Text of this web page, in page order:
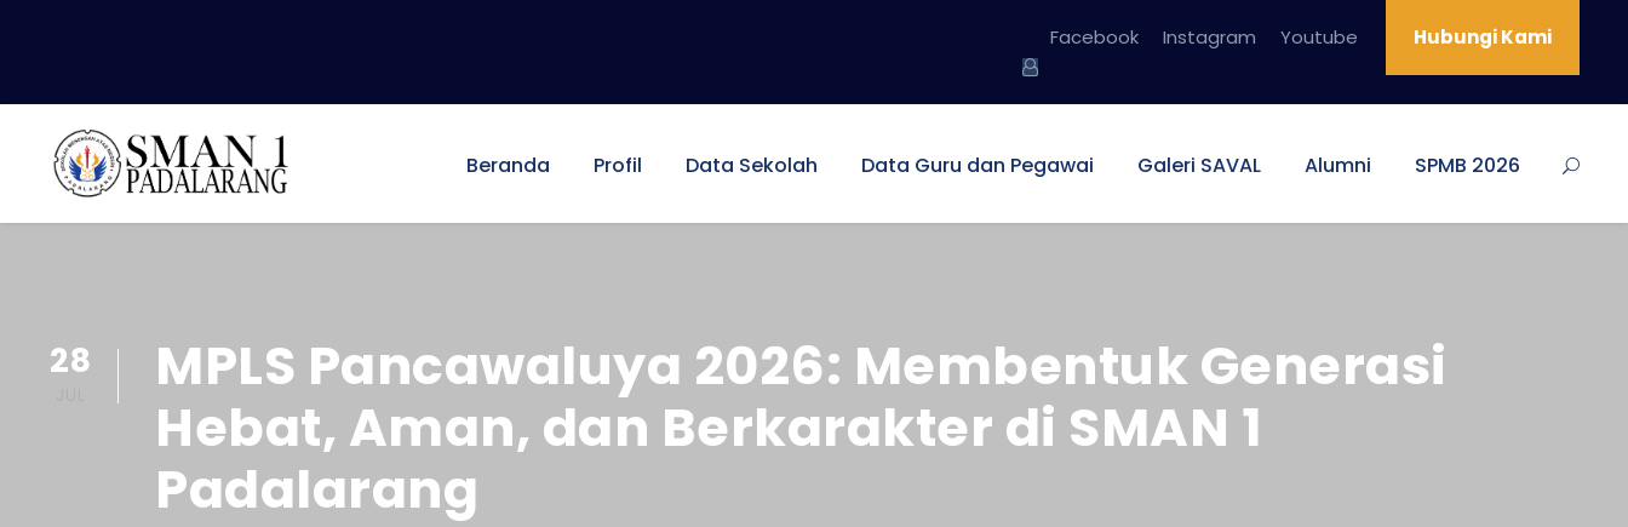
Facebook Instagram Youtube Hubungi Kami
Beranda Profil Data Sekolah Data Guru dan Pegawai Galeri SAVAL Alumni SPMB 2026
28
MPLS Pancawaluya 2026: Membentuk Generasi
Hebat, Aman, dan Berkarakter di SMAN 1
Padalarang